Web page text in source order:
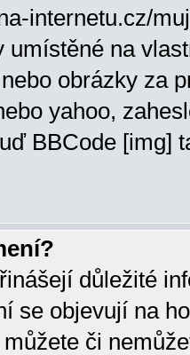
internetu.cz/
umístěné na
obrázky za
yahoo,
BBCode [img]
důležité
se objevují na
či